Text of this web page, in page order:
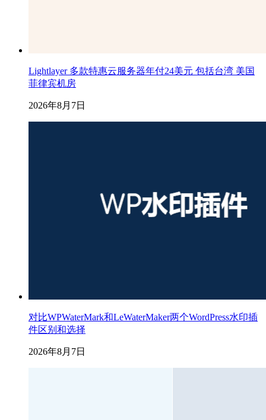
Lightlayer 多款特惠云服务器年付24美元 包括台湾 美国
菲律宾机房
2026年8月7日
对比WPWaterMark和LeWaterMaker两个WordPress水印插
件区别和选择
2026年8月7日